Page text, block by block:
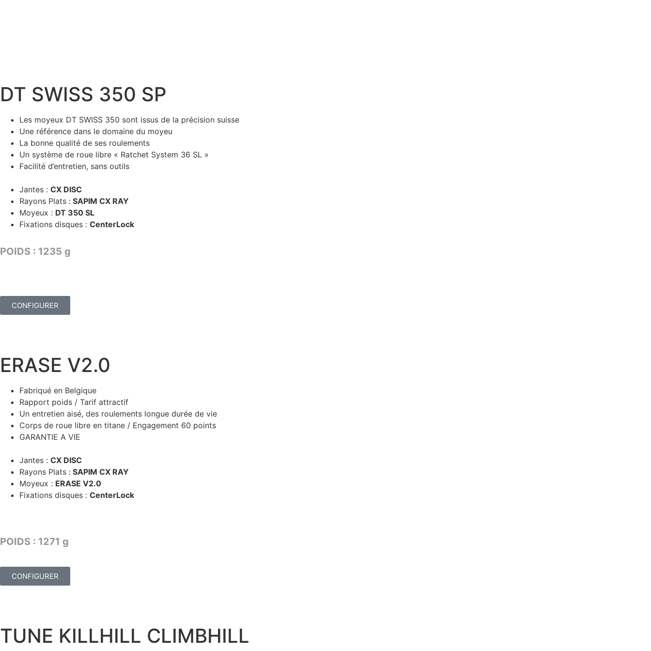
DT SWISS 350 SP
Les moyeux DT SWISS 350 sont issus de la précision suisse
Une référence dans le domaine du moyeu
La bonne qualité de ses roulements
Un système de roue libre « Ratchet System 36 SL »
Facilité d’entretien, sans outils
Jantes : CX DISC
Rayons Plats : SAPIM CX RAY
Moyeux : DT 350 SL
Fixations disques : CenterLock
POIDS : 1235 g
CONFIGURER
ERASE V2.0
Fabriqué en Belgique
Rapport poids / Tarif attractif
Un entretien aisé, des roulements longue durée de vie
Corps de roue libre en titane / Engagement 60 points
GARANTIE A VIE
Jantes : CX DISC
Rayons Plats : SAPIM CX RAY
Moyeux : ERASE V2.0
Fixations disques : CenterLock
POIDS : 1271 g
CONFIGURER
TUNE KILLHILL CLIMBHILL